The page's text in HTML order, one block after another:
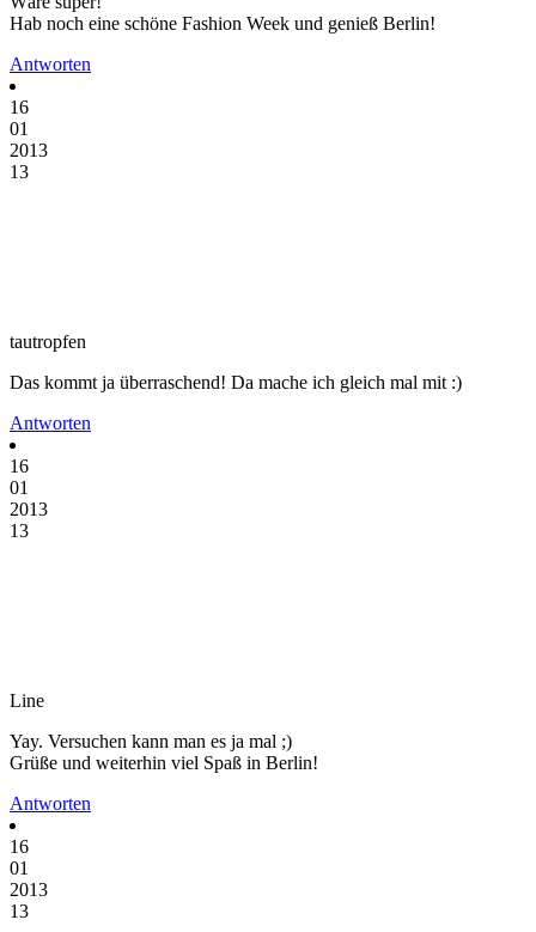
Hab noch eine schöne Fashion Week und genieß Berlin!
Antworten
16
01
2013
13
tautropfen
Das kommt ja überraschend! Da mache ich gleich mal mit :)
Antworten
16
01
2013
13
Line
Yay. Versuchen kann man es ja mal ;)
Grüße und weiterhin viel Spaß in Berlin!
Antworten
16
01
2013
13